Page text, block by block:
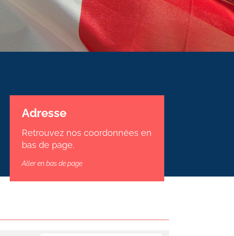
Adresse
Retrouvez nos coordonnées en
bas de page.
Aller en bas de page